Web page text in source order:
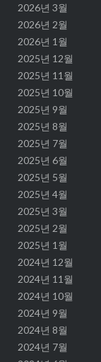
2026년 3월
2026년 2월
2026년 1월
2025년 12월
2025년 11월
2025년 10월
2025년 9월
2025년 8월
2025년 7월
2025년 6월
2025년 5월
2025년 4월
2025년 3월
2025년 2월
2025년 1월
2024년 12월
2024년 11월
2024년 10월
2024년 9월
2024년 8월
2024년 7월